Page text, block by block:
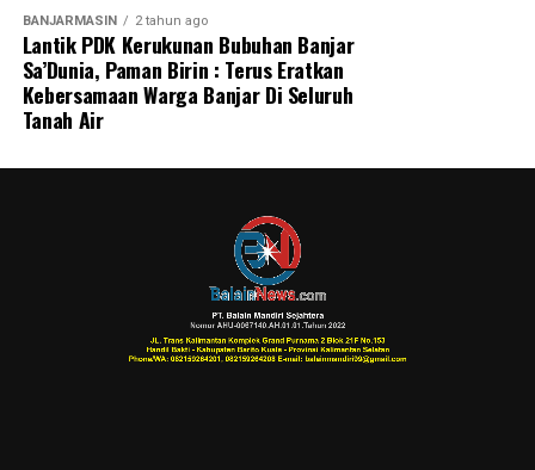
BANJARMASIN 2 tahun ago
Lantik PDK Kerukunan Bubuhan Banjar
Sa’Dunia, Paman Birin : Terus Eratkan
Kebersamaan Warga Banjar Di Seluruh
Tanah Air